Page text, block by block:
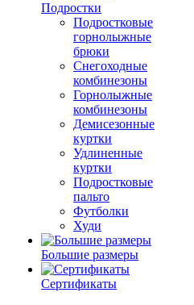
Подростки
Подростковые
горнолыжные
брюки
Снегоходные
комбинезоны
Горнолыжные
комбинезоны
Демисезонные
куртки
Удлиненные
куртки
Подростковые
пальто
Футболки
Худи
Большие размеры
Сертификаты